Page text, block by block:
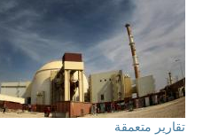
تقارير متعمقة